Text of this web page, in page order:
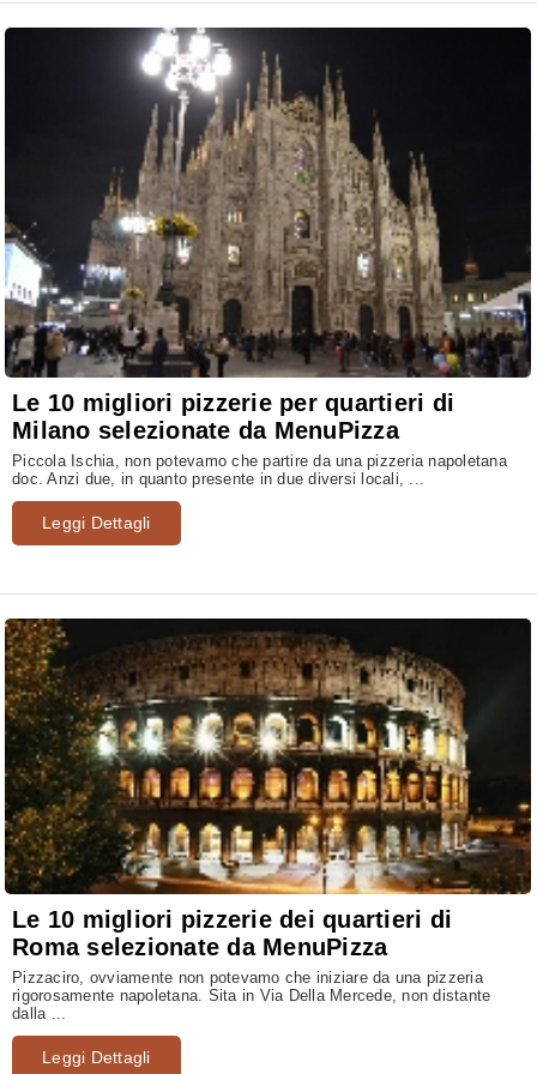
Le 10 migliori pizzerie per quartieri di
Milano selezionate da MenuPizza
Piccola Ischia, non potevamo che partire da una pizzeria napoletana
doc. Anzi due, in quanto presente in due diversi locali, ...
Leggi Dettagli
Le 10 migliori pizzerie dei quartieri di
Roma selezionate da MenuPizza
Pizzaciro, ovviamente non potevamo che iniziare da una pizzeria
rigorosamente napoletana. Sita in Via Della Mercede, non distante
dalla ...
Leggi Dettagli